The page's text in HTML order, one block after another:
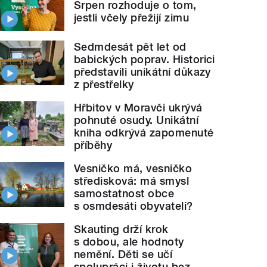
Srpen rozhoduje o tom,
jestli včely přežijí zimu
Sedmdesát pět let od
babických poprav. Historici
představili unikátní důkazy
z přestřelky
Hřbitov v Moravči ukrývá
pohnuté osudy. Unikátní
kniha odkrývá zapomenuté
příběhy
Vesničko má, vesničko
středisková: má smysl
samostatnost obce
s osmdesáti obyvateli?
Skauting drží krok
s dobou, ale hodnoty
nemění. Děti se učí